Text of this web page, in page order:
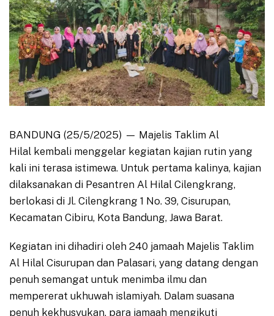
BANDUNG (25/5/2025) — Majelis Taklim Al
Hilal kembali menggelar kegiatan kajian rutin yang
kali ini terasa istimewa. Untuk pertama kalinya, kajian
dilaksanakan di Pesantren Al Hilal Cilengkrang,
berlokasi di Jl. Cilengkrang 1 No. 39, Cisurupan,
Kecamatan Cibiru, Kota Bandung, Jawa Barat.
Kegiatan ini dihadiri oleh 240 jamaah Majelis Taklim
Al Hilal Cisurupan dan Palasari, yang datang dengan
penuh semangat untuk menimba ilmu dan
mempererat ukhuwah islamiyah. Dalam suasana
penuh kekhusyukan, para jamaah mengikuti